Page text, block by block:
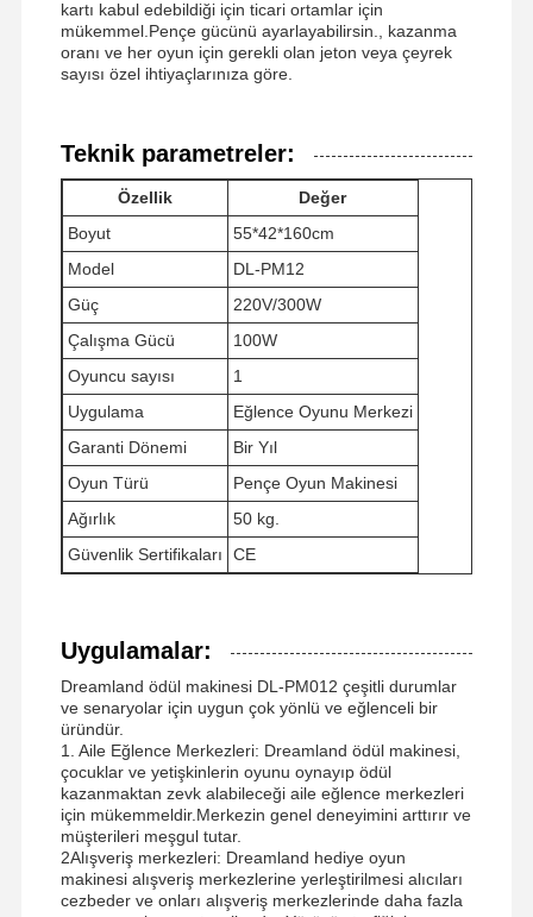
Ana Sayfa Ürünler VİDEOLAR Hakkımızda
Tüm Servis
Talepleri
Teklif Isteği
çocuk oyun makinesi
Araba Yarışı Oyun Makinesi
kartı kabul edebildiği için ticari ortamlar için
mükemmel.Pençe gücünü ayarlayabilirsin., kazanma
oranı ve her oyun için gerekli olan jeton veya çeyrek
sayısı özel ihtiyaçlarınıza göre.
Teknik parametreler:
Özellik
Değer
Boyut
55*42*160cm
Model
DL-PM12
Güç
220V/300W
Çalışma Gücü
100W
Oyuncu sayısı
1
Uygulama
Eğlence Oyunu Merkezi
Garanti Dönemi
Bir Yıl
Oyun Türü
Pençe Oyun Makinesi
Ağırlık
50 kg.
Güvenlik Sertifikaları
CE
Uygulamalar:
Dreamland ödül makinesi DL-PM012 çeşitli durumlar
ve senaryolar için uygun çok yönlü ve eğlenceli bir
üründür.
1. Aile Eğlence Merkezleri: Dreamland ödül makinesi,
çocuklar ve yetişkinlerin oyunu oynayıp ödül
kazanmaktan zevk alabileceği aile eğlence merkezleri
için mükemmeldir.Merkezin genel deneyimini arttırır ve
müşterileri meşgul tutar.
2Alışveriş merkezleri: Dreamland hediye oyun
makinesi alışveriş merkezlerine yerleştirilmesi alıcıları
cezbeder ve onları alışveriş merkezlerinde daha fazla